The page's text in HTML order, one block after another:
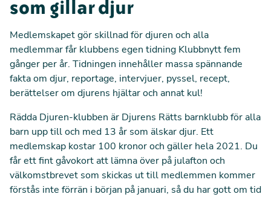
som gillar djur
Medlemskapet gör skillnad för djuren och alla
medlemmar får klubbens egen tidning Klubbnytt fem
gånger per år. Tidningen innehåller massa spännande
fakta om djur, reportage, intervjuer, pyssel, recept,
berättelser om djurens hjältar och annat kul!
Rädda Djuren-klubben är Djurens Rätts barnklubb för alla
barn upp till och med 13 år som älskar djur. Ett
medlemskap kostar 100 kronor och gäller hela 2021. Du
får ett fint gåvokort att lämna över på julafton och
välkomstbrevet som skickas ut till medlemmen kommer
förstås inte förrän i början på januari, så du har gott om tid